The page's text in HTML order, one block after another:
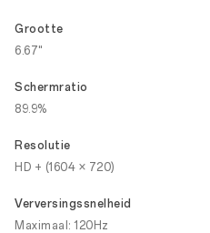
Grootte
6.67"
Schermratio
89.9%
Resolutie
HD + (1604 × 720)
Verversingssnelheid
Maximaal: 120Hz